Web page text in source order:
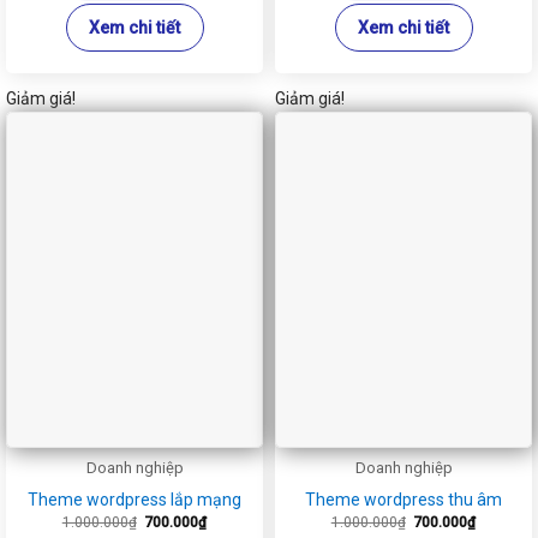
Xem chi tiết Xem chi tiết
Giảm giá!
Doanh nghiệp
Theme wordpress lắp mạng
1.000.000₫ Giá
700.000₫Giá
hiện
Giảm giá!
Doanh nghiệp
Theme wordpress thu âm
1.000.000₫ Giá
700.000₫Giá
hiện